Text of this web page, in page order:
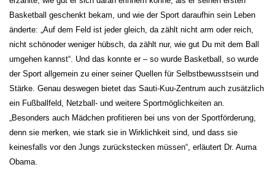
Basketball geschenkt bekam, und wie der Sport daraufhin sein Leben
änderte: „Auf dem Feld ist jeder gleich, da zählt nicht arm oder reich,
nicht schönoder weniger hübsch, da zählt nur, wie gut Du mit dem Ball
umgehen kannst“. Und das konnte er – so wurde Basketball, so wurde
der Sport allgemein zu einer seiner Quellen für Selbstbewusstsein und
Stärke. Genau deswegen bietet das Sauti-Kuu-Zentrum auch zusätzlich
ein Fußballfeld, Netzball- und weitere Sportmöglichkeiten an.
„Besonders auch Mädchen profitieren bei uns von der Sportförderung,
denn sie merken, wie stark sie in Wirklichkeit sind, und dass sie
keinesfalls vor den Jungs zurückstecken müssen“, erläutert Dr. Auma
Obama.